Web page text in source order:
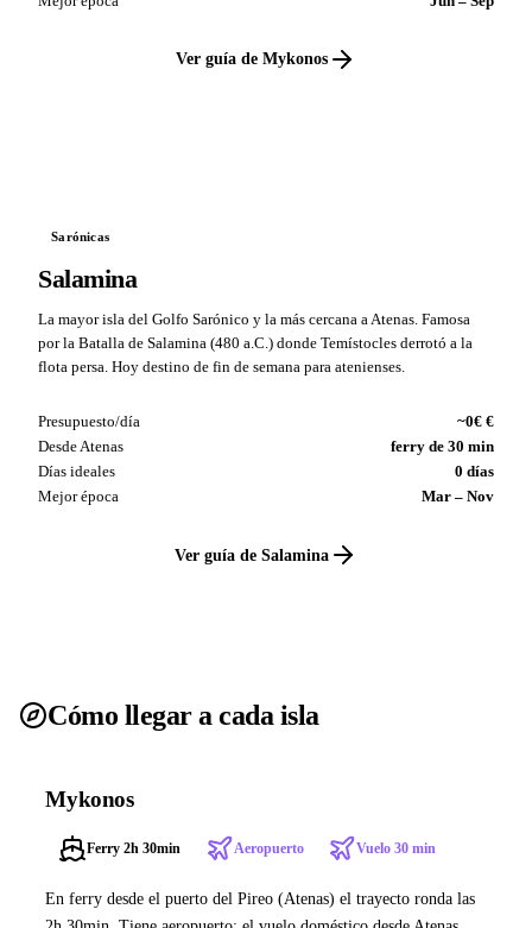
Ver guía de Mykonos
Sarónicas
Salamina
La mayor isla del Golfo Sarónico y la más cercana a Atenas. Famosa
por la Batalla de Salamina (480 a.C.) donde Temístocles derrotó a la
flota persa. Hoy destino de fin de semana para atenienses.
Presupuesto/día
~0€ €
Desde Atenas
ferry de 30 min
Días ideales
0 días
Mejor época
Mar – Nov
Ver guía de Salamina
Cómo llegar a cada isla
Mykonos
Ferry 2h 30min Aeropuerto Vuelo 30 min
En ferry desde el puerto del Pireo (Atenas) el trayecto ronda las